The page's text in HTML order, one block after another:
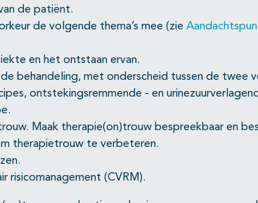
de patiënt.
de volgende thema’s mee (zie
en het ontstaan ervan.
behandeling, met onderscheid tussen de twee
ontstekingsremmende - en
Maak therapie(on)trouw bespreekbaar en
therapietrouw te verbeteren.
risicomanagement (CVRM).